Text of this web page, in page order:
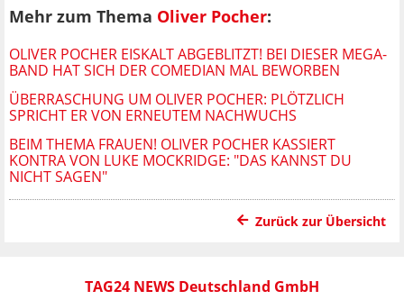
Mehr zum Thema Oliver Pocher:
OLIVER POCHER EISKALT ABGEBLITZT! BEI DIESER MEGA-
BAND HAT SICH DER COMEDIAN MAL BEWORBEN
ÜBERRASCHUNG UM OLIVER POCHER: PLÖTZLICH
SPRICHT ER VON ERNEUTEM NACHWUCHS
BEIM THEMA FRAUEN! OLIVER POCHER KASSIERT
KONTRA VON LUKE MOCKRIDGE: "DAS KANNST DU
NICHT SAGEN"
Zurück zur Übersicht
TAG24 NEWS Deutschland GmbH